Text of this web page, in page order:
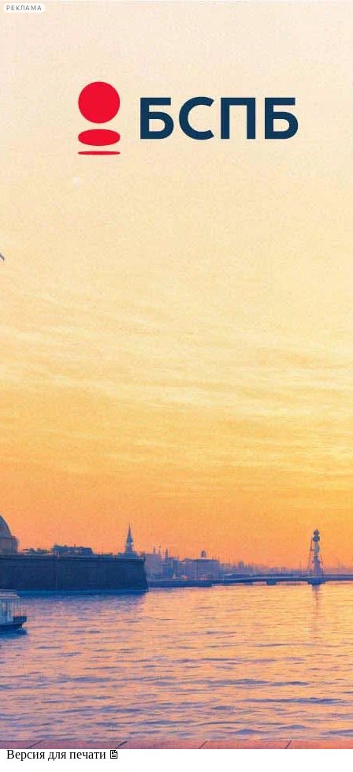
РЕКЛАМА
Сегодня:
2026.08.10
09:06
Афиша Plus
На «Диалогах» обсудят
похороны Сталина и Егора
Летова
28 января 2018, воскресенье,15.00
Версия для печати